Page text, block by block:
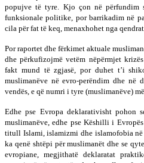
popujve të tyre. Kjo çon në përfundim
funksionale politike, por barrikadim në
cila për fat të keq, menaxhohet nga
Por raportet dhe fërkimet aktuale
dhe përkufizojmë vetëm nëpërmjet
fakt mund të zgjasë, por duhet t’i
muslimanëve në evro-perëndim dhe në
vendës, e që numri i tyre (muslimanëve)
Edhe pse Evropa deklarativisht pohon
muslimanëve, edhe pse Këshilli i
titull Islami, islamizmi dhe islamofobia në
ka qenë shtëpi për muslimanët dhe se
evropiane, megjithatë deklaratat